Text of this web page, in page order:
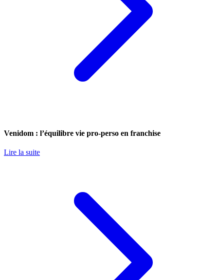
Venidom : l’équilibre vie pro-perso en franchise
Lire la suite